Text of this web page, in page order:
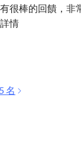
很棒的回饋，
情
名